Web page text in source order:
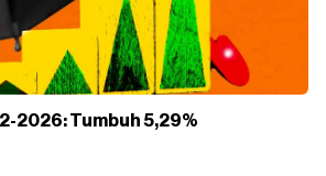
2026: Tumbuh 5,29%